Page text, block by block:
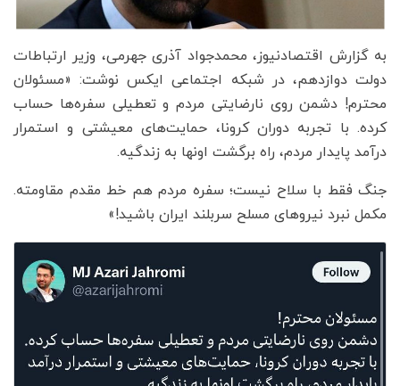
به گزارش اقتصادنیوز، محمدجواد آذری جهرمی، وزیر ارتباطات
دولت دوازدهم، در شبکه اجتماعی ایکس نوشت: «مسئولان
محترم! ‌دشمن روی نارضایتی مردم و تعطیلی سفره‌ها حساب
کرده. ‌با تجربه دوران کرونا، حمایت‌های معیشتی و استمرار
درآمد پایدار مردم، راه برگشت اونها به زندگیه.
‌جنگ فقط با سلاح نیست؛ سفره مردم هم خط مقدم مقاومته.
مکمل نبرد نیروهای مسلح سربلند ایران باشید!»